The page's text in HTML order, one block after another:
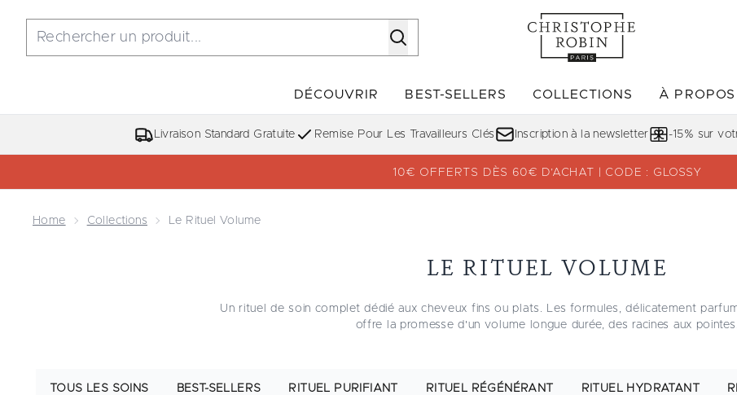
DÉCOUVRIR
Accédez au sous-menu (DÉCOUVRIR)
BEST-SELLERS
Accédez au sous-menu (BEST-
COLLECTIONS À PROPOS
Livraison Standard Gratuite Remise Pour Les Travailleurs Clés Inscription à la newsletter -15% sur
10€ OFFERTS DÈS 60€ D’ACHAT | CODE : GLOSSY
Home Collections Le Rituel Volume
LE RITUEL VOLUME
Un rituel de soin complet dédié aux cheveux fins ou plats. Les formules, délicatement
offre la promesse d'un volume longue durée, des racines aux pointes.
TOUS LES SOINS BEST-SELLERS RITUEL PURIFIANT RITUEL RÉGÉNÉRANT RITUEL HYDRATANT